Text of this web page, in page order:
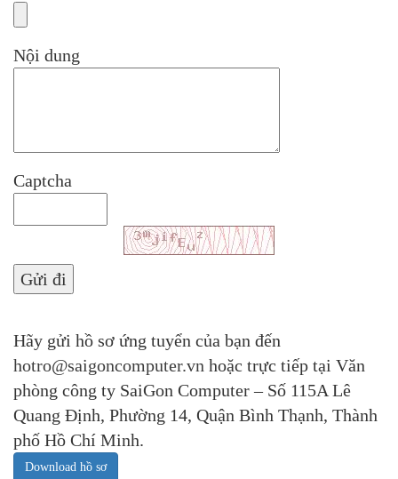
Nội dung
Captcha
Hãy gửi hồ sơ ứng tuyển của bạn đến
hotro@saigoncomputer.vn hoặc trực tiếp tại Văn
phòng công ty SaiGon Computer – Số 115A Lê
Quang Định, Phường 14, Quận Bình Thạnh, Thành
phố Hồ Chí Minh.
Download hồ sơ